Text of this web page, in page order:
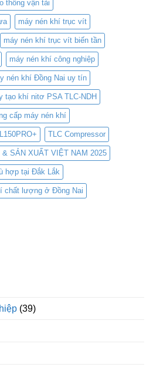
thông vận tải
máy nén khí trục vít
máy nén khí trục vít biến tần
máy nén khí công nghiệp
nén khí Đồng Nai uy tín
tạo khí nitơ PSA TLC-NDH
cấp máy nén khí
TLC Compressor
SẢN XUẤT VIỆT NAM 2025
hợp tại Đắk Lắk
chất lượng ở Đồng Nai
(39)